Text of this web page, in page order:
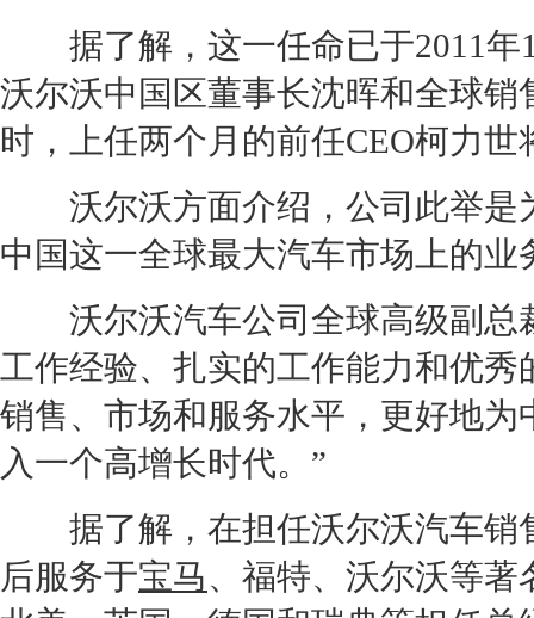
据了解，这一任命已于2011年1
沃尔沃中国区董事长沈晖和全球销
时，上任两个月的前任CEO柯力世
沃尔沃方面介绍，公司此举是
中国这一全球最大汽车市场上的业
沃尔沃汽车公司全球高级副 总
工作经验、扎实的工作能力和优秀
销售、市场和服务水平，更好地为
入一个高增长时代。”
据了解，在担任沃尔沃汽车销
后服务于宝马、 福特、 沃尔沃等著